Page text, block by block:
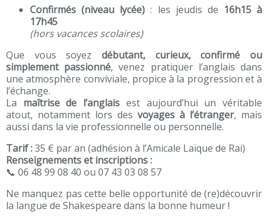
Confirmés (niveau lycée) : les jeudis de 16h15 à
17h45
(hors vacances scolaires)
Que vous soyez débutant, curieux, confirmé ou
simplement passionné, venez pratiquer l’anglais dans
une atmosphère conviviale, propice à la progression et à
l’échange.
La maîtrise de l’anglais est aujourd’hui un véritable
atout, notamment lors des voyages à l’étranger, mais
aussi dans la vie professionnelle ou personnelle.
Tarif :35 € par an (adhésion à l’Amicale Laïque de Rai)
Renseignements et inscriptions :
📞 06 48 99 08 40 ou 07 43 03 08 57
Ne manquez pas cette belle opportunité de (re)découvrir
la langue de Shakespeare dans la bonne humeur !